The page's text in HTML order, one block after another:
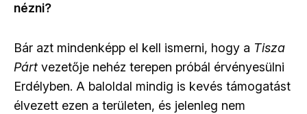
nézni?
Bár azt mindenképp el kell ismerni, hogy a Tisza
Párt vezetője nehéz terepen próbál érvényesülni
Erdélyben. A baloldal mindig is kevés támogatást
élvezett ezen a területen, és jelenleg nem